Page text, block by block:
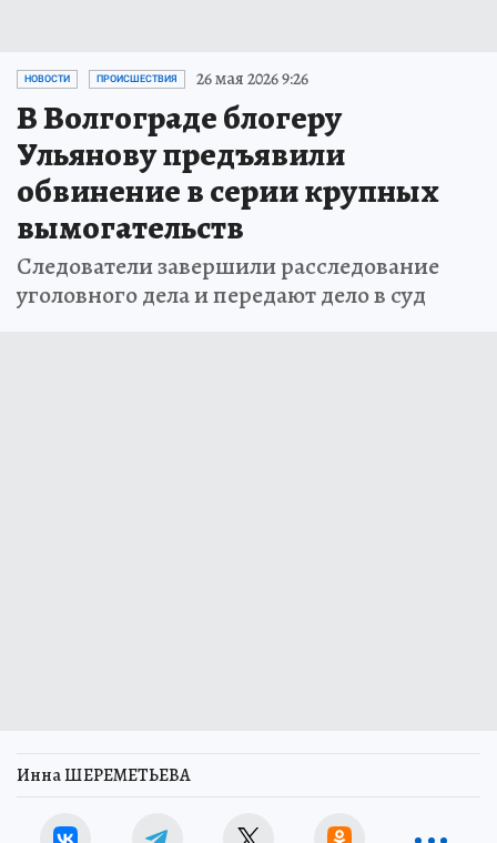
НОВОСТИ ПРОИСШЕСТВИЯ 26 мая 2026 9:26
В Волгограде блогеру
Ульянову предъявили
обвинение в серии крупных
вымогательств
Следователи завершили расследование
уголовного дела и передают дело в суд
Инна ШЕРЕМЕТЬЕВА